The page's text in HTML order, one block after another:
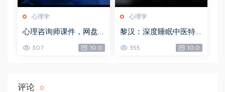
心理学
心理咨询师课件，网盘
307 10.0
心理学
黎汉：深度睡眠中医特
效调理术手法视频课 2.5
3 GB，网盘下载(2.53G)
355 10.0
评论 0